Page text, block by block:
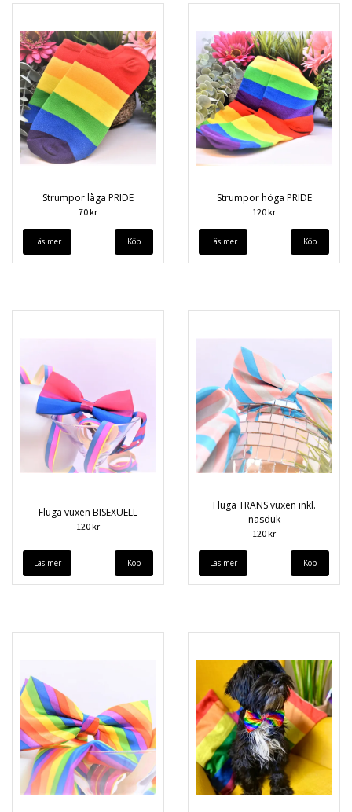
Strumpor låga PRIDE
70 kr
Läs mer
Strumpor höga PRIDE
120 kr
Läs mer Köp
Fluga vuxen BISEXUELL
120 kr
Läs mer
Fluga TRANS vuxen inkl.
näsduk
120 kr
Läs mer